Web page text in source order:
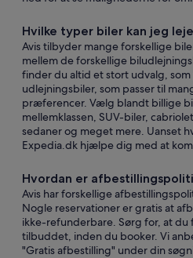
Hvilke typer biler kan jeg
Avis tilbyder mange forskellige
mellem de forskellige
finder du altid et stort udvalg,
udlejningsbiler, som passer til
præferencer. Vælg blandt billige
mellemklassen, SUV-biler,
sedaner og meget mere. Uanset
Expedia.dk hjælpe dig med at
Hvordan er
Avis har forskellige
Nogle reservationer er gratis at
ikke-refunderbare. Sørg for, at du
tilbuddet, inden du booker. Vi
"Gratis afbestilling" under din